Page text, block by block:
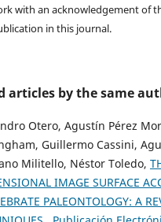
with an acknowledgement of
in this journal.
articles by the same
Otero, Agustín Pérez
Guillermo Cassini,
Militello, Néstor Toledo,
IMAGE SURFACE
PALEONTOLOGY: A